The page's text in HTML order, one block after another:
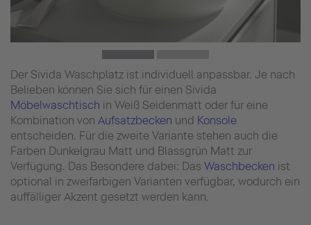
Der Sivida Waschplatz ist individuell anpassbar. Je nach
Belieben können Sie sich für einen Sivida
Möbelwaschtisch in Weiß Seidenmatt oder für eine
Kombination von Aufsatzbecken und Konsole
entscheiden. Für die zweite Variante stehen auch die
Farben Dunkelgrau Matt und Blassgrün Matt zur
Verfügung. Das Besondere dabei: Das Waschbecken ist
optional in zweifarbigen Varianten verfügbar, wodurch ein
auffälliger Akzent gesetzt werden kann.